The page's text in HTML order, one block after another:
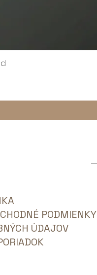
PODMIENKY
ÚDAJOV